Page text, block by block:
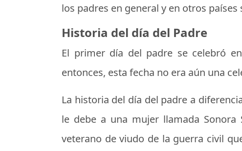
los padres en general y en otros países
Historia del día del Padre
El primer día del padre se celebró
entonces, esta fecha no era aún una
La historia del día del padre a
le debe a una mujer llamada
veterano de viudo de la guerra civil